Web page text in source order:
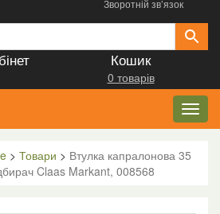
Зворотній зв’язок
Кошик
0 товарів
> Товари > Втулка капралонова 35
Claas Markant, 008568